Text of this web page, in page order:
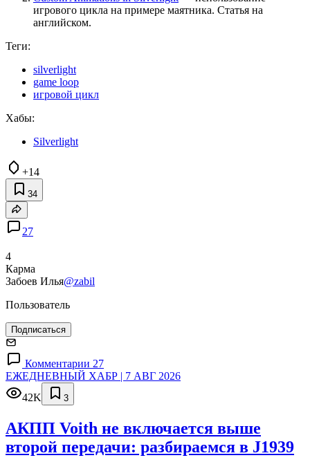
игрового цикла на примере маятника. Статья на
английском.
Теги:
silverlight
game loop
игровой цикл
Хабы:
Silverlight
+14
34
27
4
Карма
Забоев Илья@zabil
Пользователь
Подписаться
Комментарии 27
ЕЖЕДНЕВНЫЙ ХАБР | 7 АВГ 2026
42K
3
АКПП Voith не включается выше
второй передачи: разбираемся в J1939